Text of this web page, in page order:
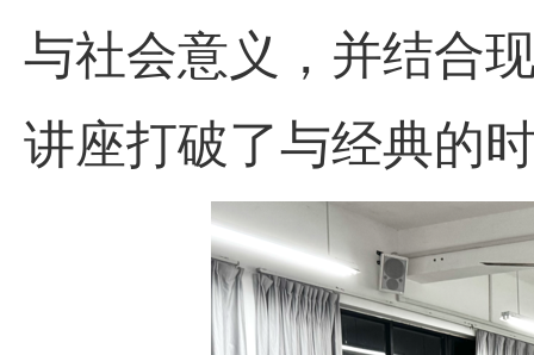
与社会意义，并结合
讲座打破了与经典的